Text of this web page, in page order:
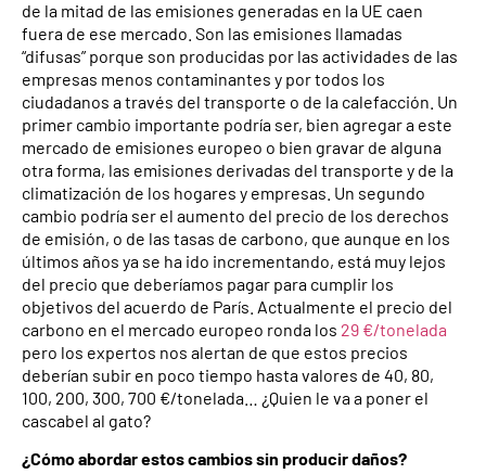
de la mitad de las emisiones generadas en la UE caen
fuera de ese mercado. Son las emisiones llamadas
“difusas” porque son producidas por las actividades de las
empresas menos contaminantes y por todos los
ciudadanos a través del transporte o de la calefacción. Un
primer cambio importante podría ser, bien agregar a este
mercado de emisiones europeo o bien gravar de alguna
otra forma, las emisiones derivadas del transporte y de la
climatización de los hogares y empresas. Un segundo
cambio podría ser el aumento del precio de los derechos
de emisión, o de las tasas de carbono, que aunque en los
últimos años ya se ha ido incrementando, está muy lejos
del precio que deberíamos pagar para cumplir los
objetivos del acuerdo de París. Actualmente el precio del
carbono en el mercado europeo ronda los 29 €/tonelada
pero los expertos nos alertan de que estos precios
deberían subir en poco tiempo hasta valores de 40, 80,
100, 200, 300, 700 €/tonelada… ¿Quien le va a poner el
cascabel al gato?
¿Cómo abordar estos cambios sin producir daños?